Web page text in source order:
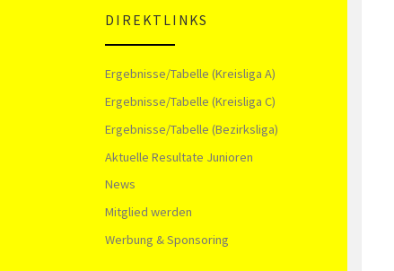
DIREKTLINKS
Ergebnisse/Tabelle (Kreisliga A)
Ergebnisse/Tabelle (Kreisliga C)
Ergebnisse/Tabelle (Bezirksliga)
Aktuelle Resultate Junioren
News
Mitglied werden
Werbung & Sponsoring